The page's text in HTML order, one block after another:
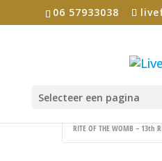
06 57933038
Selecteer een pagina
RITE OF THE WOMB – 13th